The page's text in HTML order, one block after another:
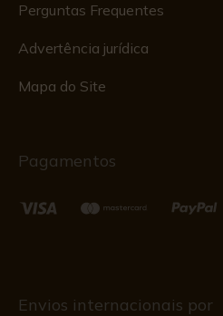
Perguntas Frequentes
Advertência jurídica
Mapa do Site
Pagamentos
Envios internacionais por